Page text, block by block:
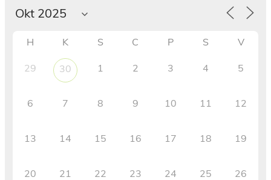
H K S C P S V
29 30 1 2 3 4 5
6 7 8 9 10 11 12
13 14 15 16 17 18 19
20 21 22 23 24 25 26